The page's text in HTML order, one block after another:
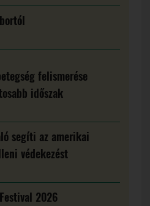
felismerése
időszak
segíti az amerikai
védekezést
2026